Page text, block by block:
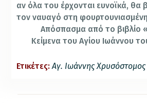
αν όλα του έρχονται ευνοϊκά, θα
τον ναυαγό στη
Απόσπασμα από το βιβλίο
Κείμενα του Αγίου Ιωάννου
Ετικέτες: Αγ. Ιωάννης Χρυσόστομος